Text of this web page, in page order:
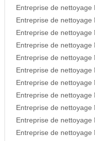
Entreprise de
Entreprise de nettoyage
Entreprise de nettoyage
Entreprise de
Entreprise de
Entreprise de nettoyage
Entreprise de
Entreprise de nettoyage
Entreprise de nettoyage
Entreprise de nettoyage
Entreprise de nettoyage